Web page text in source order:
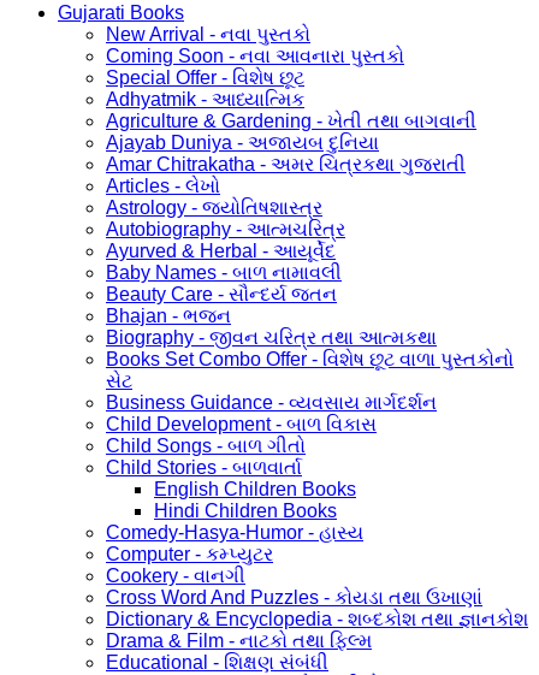
Gujarati Books
New Arrival - નવા પુસ્તકો
Coming Soon - નવા આવનારા પુસ્તકો
Special Offer - વિશેષ છૂટ
Adhyatmik - આધ્યાત્મિક
Agriculture & Gardening - ખેતી તથા બાગવાની
Ajayab Duniya - અજાયબ દુનિયા
Amar Chitrakatha - અમર ચિત્રકથા ગુજરાતી
Articles - લેખો
Astrology - જ્યોતિષશાસ્ત્ર
Autobiography - આત્મચરિત્ર
Ayurved & Herbal - આયૂર્વેદ
Baby Names - બાળ નામાવલી
Beauty Care - સૌન્દર્ય જતન
Bhajan - ભજન
Biography - જીવન ચરિત્ર તથા આત્મકથા
Books Set Combo Offer - વિશેષ છૂટ વાળા પુસ્તકોનો
સેટ
Business Guidance - વ્યવસાય માર્ગદર્શન
Child Development - બાળ વિકાસ
Child Songs - બાળ ગીતો
Child Stories - બાળવાર્તા
English Children Books
Hindi Children Books
Comedy-Hasya-Humor - હાસ્ય
Computer - કમ્પ્યુટર
Cookery - વાનગી
Cross Word And Puzzles - કોયડા તથા ઉખાણાં
Dictionary & Encyclopedia - શબ્દકોશ તથા જ્ઞાનકોશ
Drama & Film - નાટકો તથા ફિલ્મ
Educational - શિક્ષણ સંબંધી